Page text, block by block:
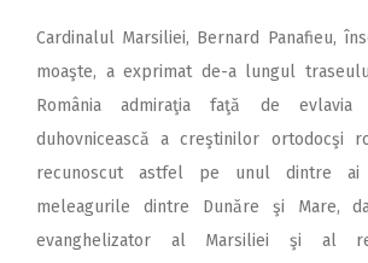
Cardinalul Marsiliei, Bernard Panafieu,
moaşte, a exprimat de-a lungul
România admiraţia faţă de evlavia
duhovnicească a creştinilor ortodocşi
recunoscut astfel pe unul dintre
meleagurile dintre Dunăre şi Mare,
evanghelizator al Marsiliei şi al